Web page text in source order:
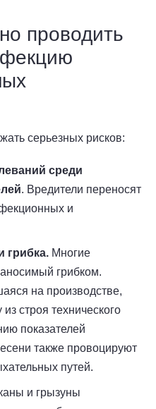
проводить
серьезных рисков:
среди
. Вредители переносят
и
грибка. Многие
грибком.
на производстве,
строя технического
показателей
также провоцируют
путей.
и грызуны